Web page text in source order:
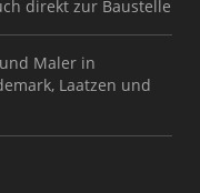
direkt zur Baustelle
Maler in
Laatzen und